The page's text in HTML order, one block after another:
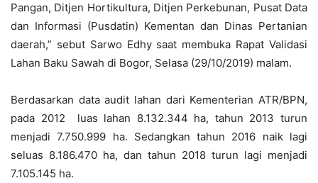
Pangan, Ditjen Hortikultura, Ditjen Perkebunan, Pusat Data
dan Informasi (Pusdatin) Kementan dan Dinas Pertanian
daerah,” sebut Sarwo Edhy saat membuka Rapat Validasi
Lahan Baku Sawah di Bogor, Selasa (29/10/2019) malam.
Berdasarkan data audit lahan dari Kementerian ATR/BPN,
pada 2012 luas lahan 8.132.344 ha, tahun 2013 turun
menjadi 7.750.999 ha. Sedangkan tahun 2016 naik lagi
seluas 8.186.470 ha, dan tahun 2018 turun lagi menjadi
7.105.145 ha.